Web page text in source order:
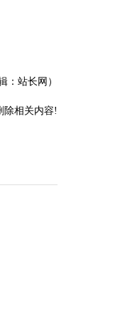
：站长网）
除相关内容!